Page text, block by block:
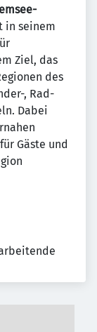
in seinem
Ziel, das
des
, Rad-
Dabei
Gäste und